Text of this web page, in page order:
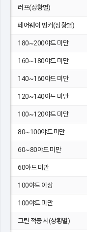
러프(상황별)
페어웨이 벙커(상황별)
180~200야드 미만
160~180야드 미만
140~160야드 미만
120~140야드 미만
100~120야드 미만
80~100야드 미만
60~80야드 미만
60야드 미만
100야드 이상
100야드 미만
그린 적중 시(상황별)